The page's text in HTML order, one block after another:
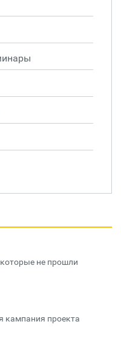
не прошли
кампания проекта